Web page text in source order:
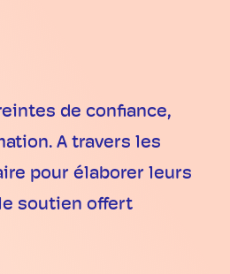
de confiance,
A travers les
pour élaborer leurs
soutien offert